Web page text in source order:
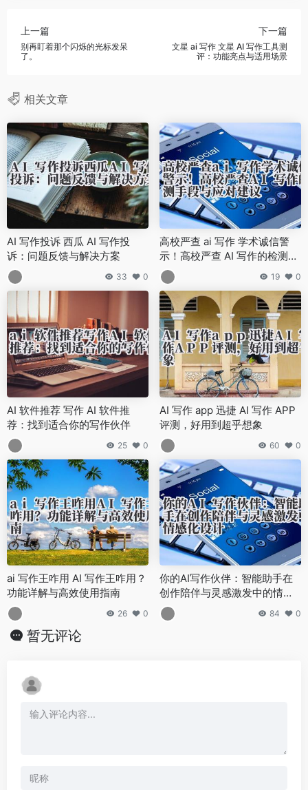
上一篇
别再盯着那个闪烁的光标发呆
了。
下一篇
文星 ai 写作 文星 AI 写作工具测
评：功能亮点与适用场景
相关文章
AI 写作投诉 西瓜 AI 写作投
诉：问题反馈与解决方案
33 0
高校严查 ai 写作 学术诚信警
示！高校严查 AI 写作的检测手
段与应对建议
19 0
AI 软件推荐 写作 AI 软件推
荐：找到适合你的写作伙伴
25 0
AI 写作 app 迅捷 AI 写作 APP
评测，好用到超乎想象
60 0
ai 写作王咋用 AI 写作王咋用？
功能详解与高效使用指南
26 0
你的AI写作伙伴：智能助手在
创作陪伴与灵感激发中的情感
化设计
84 0
暂无评论